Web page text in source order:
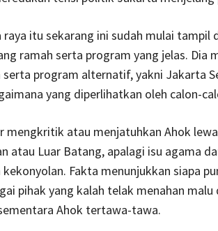
raya itu sekarang ini sudah mulai tampil
ramah serta program yang jelas. Dia
program alternatif, yakni Jakarta
yang diperlihatkan oleh calon-
mengkritik atau menjatuhkan Ahok
atau Luar Batang, apalagi isu agama
Fakta menunjukkan siapa
pihak yang kalah telak menahan
Ahok tertawa-tawa.